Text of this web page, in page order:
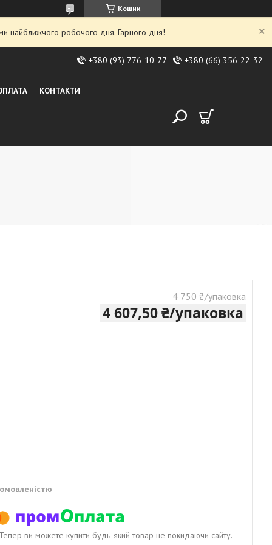
Кошик
найближчого робочого дня. Гарного дня!
+380 (93) 776-10-77 +380 (66) 356-22-32
КОНТАКТИ
4 750 ₴/упаковка
4 607,50 ₴/упаковка
Тепер ви можете купити будь-який товар не покидаючи сайту.